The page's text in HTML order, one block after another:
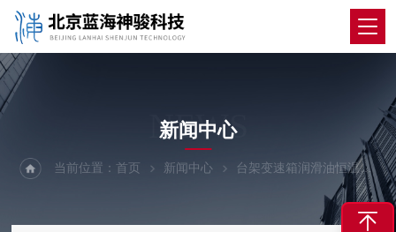
NEWS
新闻中心
当前位置：首页 新闻中心 台架变速箱润滑油恒温系统 （高低温油冷机）上市